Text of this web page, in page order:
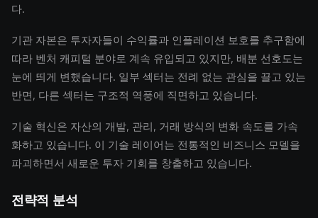
다.
기관 자본은 투자자들이 수익률과 인플레이션 보호를 추구함에
따라 벤처 캐피털 분야로 계속 유입되고 있지만, 배분 선호도는
눈에 띄게 변했습니다. 일부 섹터는 전례 없는 관심을 끌고 있는
반면, 다른 섹터는 구조적 역풍에 직면하고 있습니다.
기술 혁신은 자산의 개발, 관리, 거래 방식의 변화 속도를 가속
화하고 있습니다. 이 기술 레이어는 전통적인 비즈니스 모델을
파괴하면서 새로운 투자 기회를 창출하고 있습니다.
전략적 분석